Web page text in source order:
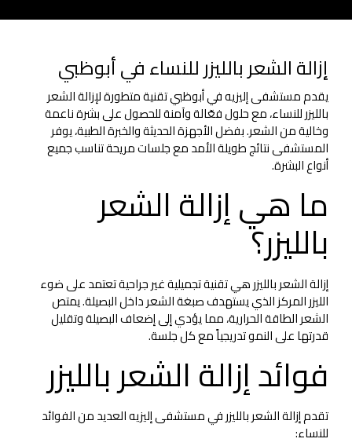
إزالة الشعر بالليزر للنساء في أبوظبي
يقدم مستشفى إليزيه في أبوظبي تقنية متطورة لإزالة الشعر
بالليزر للنساء، مع حلول فعّالة وآمنة للحصول على بشرة ناعمة
وخالية من الشعر. بفضل الأجهزة الحديثة والخبرة الطبية، يوفر
المستشفى نتائج طويلة الأمد مع جلسات مريحة تناسب جميع
أنواع البشرة.
ما هي إزالة الشعر
بالليزر؟
إزالة الشعر بالليزر هي تقنية تجميلية غير جراحية تعتمد على ضوء
الليزر المركز الذي يستهدف صبغة الشعر داخل البصيلة. يمتص
الشعر الطاقة الحرارية، مما يؤدي إلى إضعاف البصيلة وتقليل
قدرتها على النمو تدريجياً مع كل جلسة.
فوائد إزالة الشعر بالليزر
تقدم إزالة الشعر بالليزر في مستشفى إليزيه العديد من الفوائد
للنساء: